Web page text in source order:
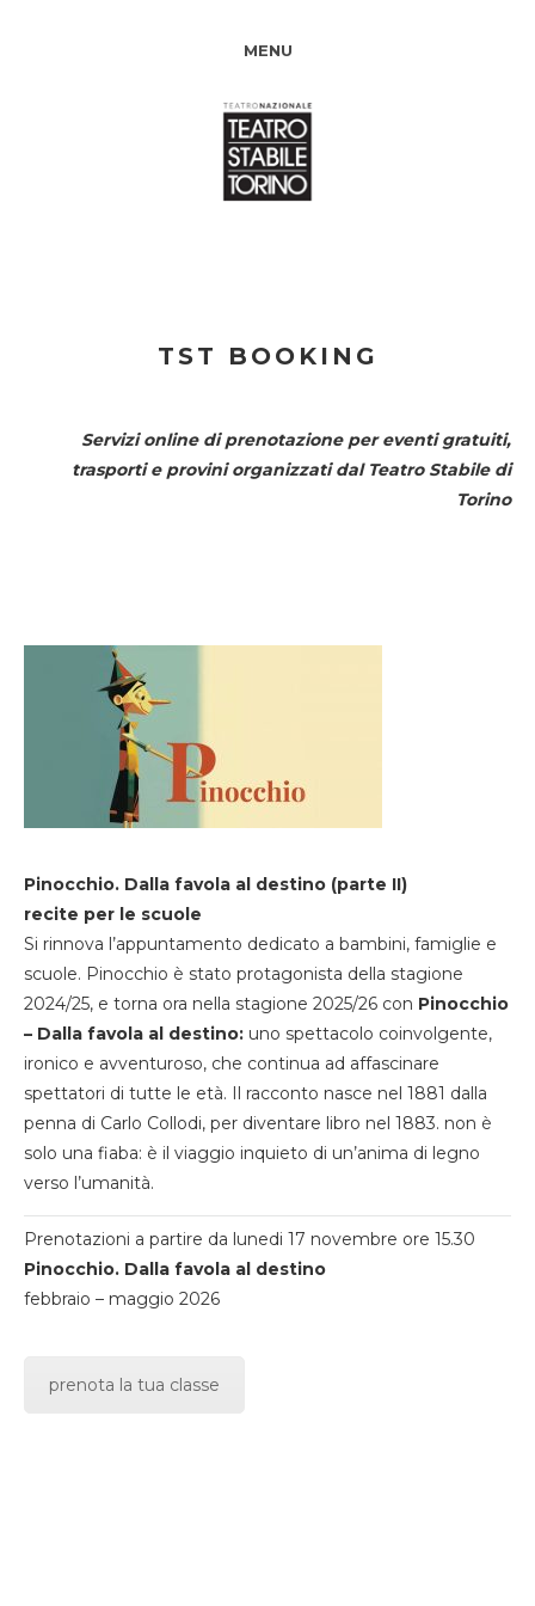
MENU
TST BOOKING
Servizi online di prenotazione per eventi gratuiti,
trasporti e provini organizzati dal Teatro Stabile di
Torino
Pinocchio. Dalla favola al destino (parte II)
recite per le scuole
Si rinnova l’appuntamento dedicato a bambini, famiglie e
scuole. Pinocchio è stato protagonista della stagione
2024/25, e torna ora nella stagione 2025/26 con Pinocchio
– Dalla favola al destino: uno spettacolo coinvolgente,
ironico e avventuroso, che continua ad affascinare
spettatori di tutte le età. Il racconto nasce nel 1881 dalla
penna di Carlo Collodi, per diventare libro nel 1883. non è
solo una fiaba: è il viaggio inquieto di un’anima di legno
verso l’umanità.
Prenotazioni a partire da lunedi 17 novembre ore 15.30
Pinocchio. Dalla favola al destino
febbraio – maggio 2026
prenota la tua classe